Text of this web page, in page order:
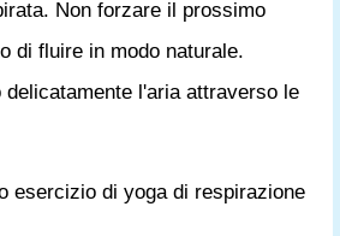
Non forzare il prossimo
di fluire in modo naturale.
delicatamente l'aria attraverso le
esercizio di yoga di respirazione